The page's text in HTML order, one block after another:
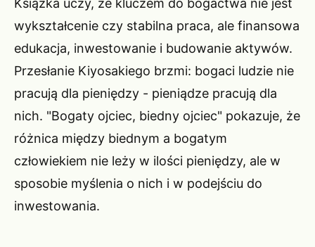
Książka uczy, że kluczem do bogactwa nie jest
wykształcenie czy stabilna praca, ale finansowa
edukacja, inwestowanie i budowanie aktywów.
Przesłanie Kiyosakiego brzmi: bogaci ludzie nie
pracują dla pieniędzy - pieniądze pracują dla
nich. "Bogaty ojciec, biedny ojciec" pokazuje, że
różnica między biednym a bogatym
człowiekiem nie leży w ilości pieniędzy, ale w
sposobie myślenia o nich i w podejściu do
inwestowania.